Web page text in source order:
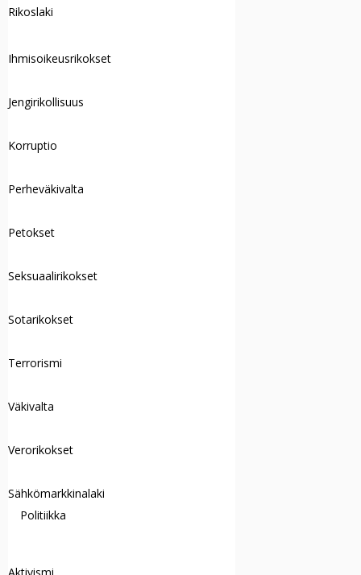
Rikoslaki
Ihmisoikeusrikokset
Jengirikollisuus
Korruptio
Perheväkivalta
Petokset
Seksuaalirikokset
Sotarikokset
Terrorismi
Väkivalta
Verorikokset
Sähkömarkkinalaki
Politiikka